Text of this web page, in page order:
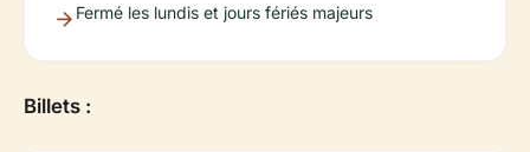
Fermé les lundis et jours fériés majeurs
Billets :